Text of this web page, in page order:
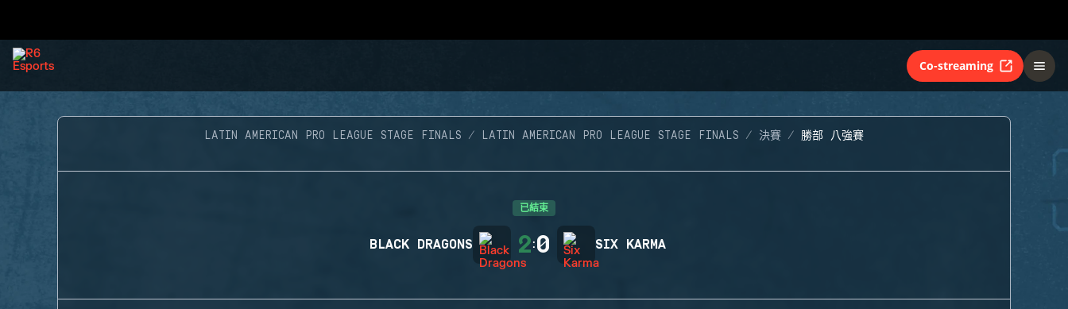
Co-streaming
LATIN AMERICAN PRO LEAGUE STAGE FINALS LATIN AMERICAN PRO LEAGUE STAGE FINALS 決賽 勝部 八強賽
已結束
BLACK DRAGONS 2:0 SIX KARMA